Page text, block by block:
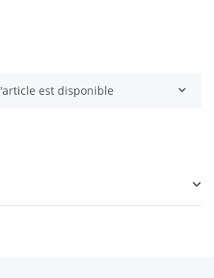
est disponible